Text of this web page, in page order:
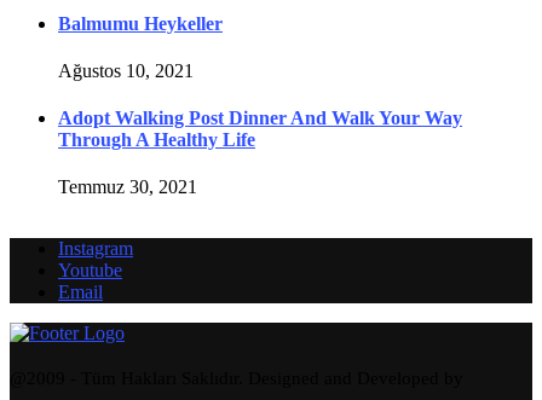
Balmumu Heykeller
Ağustos 10, 2021
Adopt Walking Post Dinner And Walk Your Way
Through A Healthy Life
Temmuz 30, 2021
Instagram
Youtube
Email